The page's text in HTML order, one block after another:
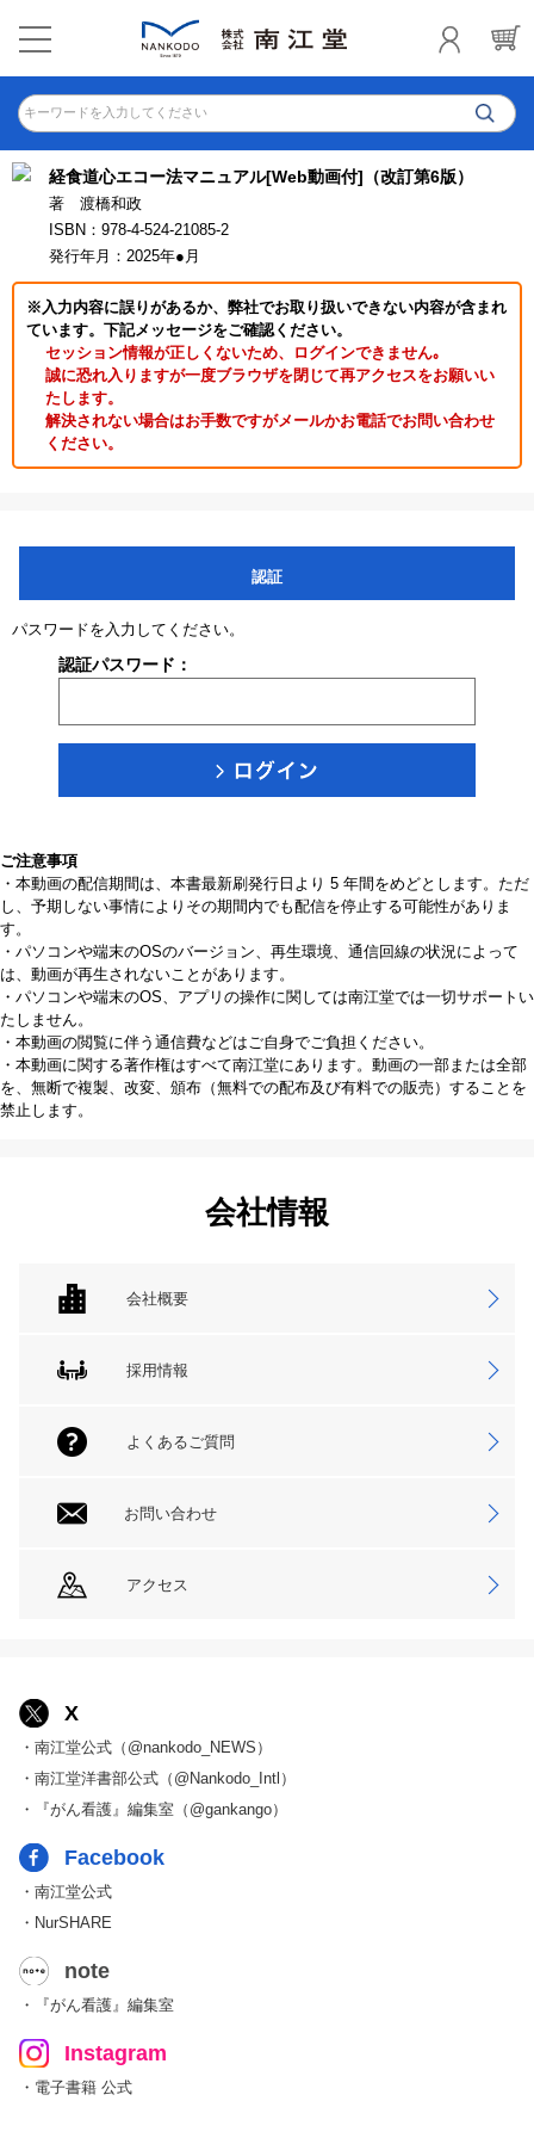
キーワードを入力してください
経食道心エコー法マニュアル[Web動画付]（改訂第6版）
著 渡橋和政
ISBN：978-4-524-21085-2
発行年月：2025年●月
※入力内容に誤りがあるか、弊社でお取り扱いできない内容が含まれ
ています。下記メッセージをご確認ください。
セッション情報が正しくないため、ログインできません｡
誠に恐れ入りますが一度ブラウザを閉じて再アクセスをお願いい
たします。
解決されない場合はお手数ですがメールかお電話でお問い合わせ
ください。
認証
パスワードを入力してください。
認証パスワード：
ご注意事項
・本動画の配信期間は、本書最新刷発行日より 5 年間をめどとします。ただ
し、予期しない事情によりその期間内でも配信を停止する可能性がありま
す。
・パソコンや端末のOSのバージョン、再生環境、通信回線の状況によって
は、動画が再生されないことがあります。
・パソコンや端末のOS、アプリの操作に関しては南江堂では一切サポートい
たしません。
・本動画の閲覧に伴う通信費などはご自身でご負担ください。
・本動画に関する著作権はすべて南江堂にあります。動画の一部または全部
を、無断で複製、改変、頒布（無料での配布及び有料での販売）することを
禁止します。
会社情報
会社概要
採用情報
よくあるご質問
お問い合わせ
アクセス
X
・南江堂公式（@nankodo_NEWS）
・南江堂洋書部公式（@Nankodo_Intl）
・『がん看護』編集室（@gankango）
Facebook
・南江堂公式
・NurSHARE
note
・『がん看護』編集室
Instagram
・電子書籍 公式